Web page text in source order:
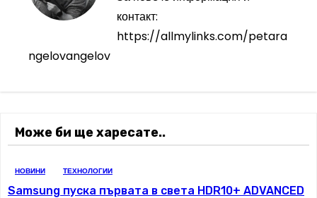
я
контакт:
https://allmylinks.com/petara
ngelovangelov
Може би ще харесате..
НОВИНИ ТЕХНОЛОГИИ
Samsung пуска първата в света HDR10+ ADVANCED